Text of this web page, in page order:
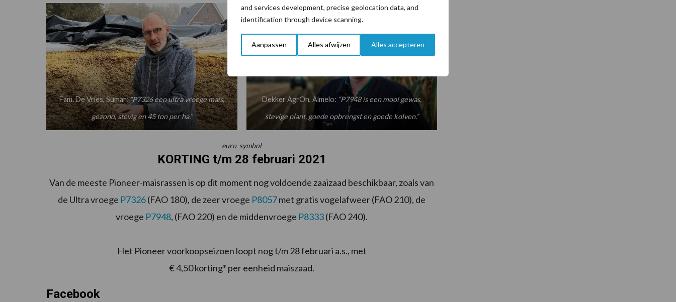
and services development, precise geolocation data, and
identification through device scanning.
Aanpassen Alles afwijzen Alles accepteren
Fam. De Vries, Sumar:“P7326 een ultra vroege mais,
gezond, stevig en 45 ton per ha.”
Dekker AgrOn, Almelo: “P7948 is een mooi gewas,
stevige plant, goede opbrengst en goede kolven.”
euro_symbol
KORTING t/m 28 februari 2021
Van de meeste Pioneer-maisrassen is op dit moment nog voldoende zaaizaad beschikbaar, zoals van
de Ultra vroege P7326(FAO 180), de zeer vroege P8057met gratis vogelafweer (FAO 210), de
vroege P7948, (FAO 220) en de middenvroege P8333(FAO 240).
Het Pioneer voorkoopseizoen loopt nog t/m 28 februari a.s., met
€ 4,50 korting* per eenheid maiszaad.
Facebook